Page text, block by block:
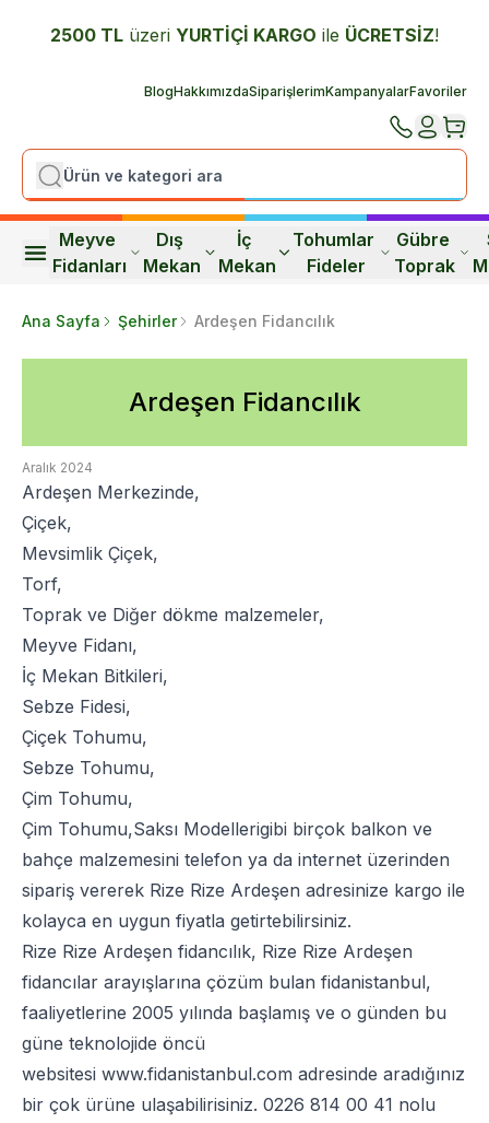
2500 TL üzeri YURTİÇİ KARGO ile ÜCRETSİZ!
BlogHakkımızdaSiparişlerimKampanyalarFavoriler
Meyve
Fidanları
Dış
Mekan
İç
Mekan
Tohumlar
Fideler
Gübre
Toprak
Ana Sayfa Şehirler Ardeşen Fidancılık
Ardeşen Fidancılık
Aralık 2024
Ardeşen Merkezinde,
Çiçek,
Mevsimlik Çiçek,
Torf,
Toprak ve Diğer dökme malzemeler,
Meyve Fidanı,
İç Mekan Bitkileri,
Sebze Fidesi,
Çiçek Tohumu,
Sebze Tohumu,
Çim Tohumu,
Çim Tohumu,Saksı Modellerigibi birçok balkon ve
bahçe malzemesini telefon ya da internet üzerinden
sipariş vererek Rize Rize Ardeşen adresinize kargo ile
kolayca en uygun fiyatla getirtebilirsiniz.
Rize Rize Ardeşen fidancılık, Rize Rize Ardeşen
fidancılar arayışlarına çözüm bulan fidanistanbul,
faaliyetlerine 2005 yılında başlamış ve o günden bu
güne teknolojide öncü
websitesi www.fidanistanbul.com adresinde aradığınız
bir çok ürüne ulaşabilirisiniz. 0226 814 00 41 nolu